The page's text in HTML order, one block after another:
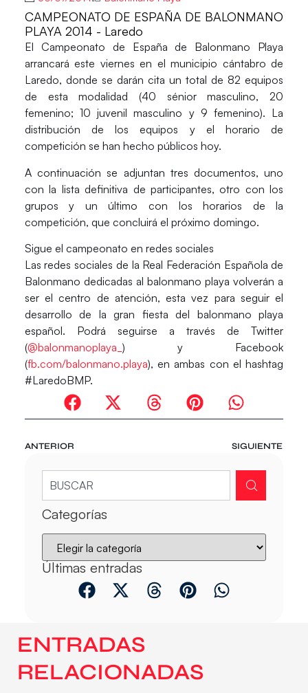
CAMPEONATO DE ESPAÑA DE BALONMANO
PLAYA 2014 - Laredo
El Campeonato de España de Balonmano Playa
arrancará este viernes en el municipio cántabro de
Laredo, donde se darán cita un total de 82 equipos
de esta modalidad (40 sénior masculino, 20
femenino; 10 juvenil masculino y 9 femenino). La
distribución de los equipos y el horario de
competición se han hecho públicos hoy.
A continuación se adjuntan tres documentos, uno
con la lista definitiva de participantes, otro con los
grupos y un último con los horarios de la
competición, que concluirá el próximo domingo.
Sigue el campeonato en redes sociales
Las redes sociales de la Real Federación Española de
Balonmano dedicadas al balonmano playa volverán a
ser el centro de atención, esta vez para seguir el
desarrollo de la gran fiesta del balonmano playa
español. Podrá seguirse a través de Twitter
(@balonmanoplaya_ ) y Facebook
(fb.com/balonmano.playa), en ambas con el hashtag
#LaredoBMP.
ANTERIOR SIGUIENTE
Categorías
Últimas entradas
ENTRADAS
RELACIONADAS